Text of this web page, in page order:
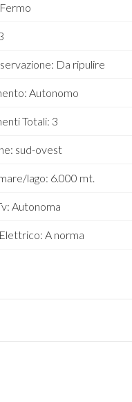
Da ripulire
Autonomo
Totali: 3
sud-ovest
lago: 6.000 mt.
Autonoma
A norma